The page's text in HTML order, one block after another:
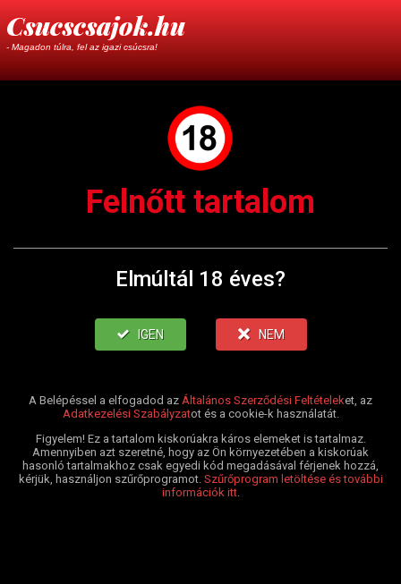
Csucscsajok.hu
- Magadon túlra, fel az igazi csúcsra!
Felnőtt tartalom
Elmúltál 18 éves?
IGEN NEM
A Belépéssel a elfogadod az Általános Szerződési Feltételeket, az
Adatkezelési Szabályzatot és a cookie-k használatát.
Figyelem! Ez a tartalom kiskorúakra káros elemeket is tartalmaz.
Amennyiben azt szeretné, hogy az Ön környezetében a kiskorúak
hasonló tartalmakhoz csak egyedi kód megadásával férjenek hozzá,
kérjük, használjon szűrőprogramot. Szűrőprogram letöltése és további
információk itt.